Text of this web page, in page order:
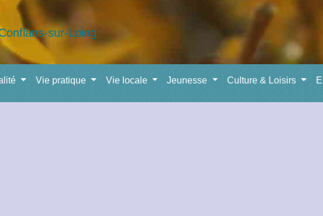
Vie pratique Vie locale Jeunesse Culture & Loisirs